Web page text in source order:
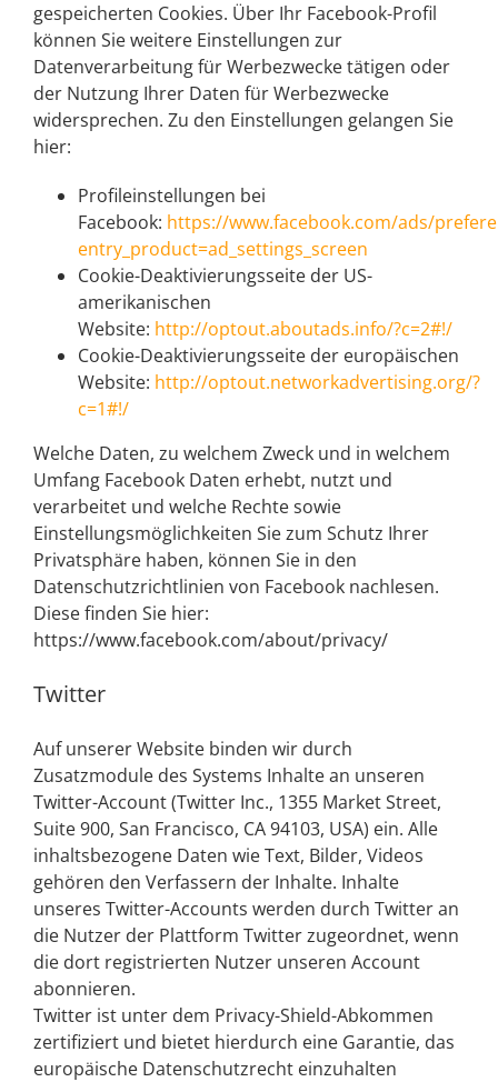
gespeicherten Cookies. Über Ihr Facebook-Profil
können Sie weitere Einstellungen zur
Datenverarbeitung für Werbezwecke tätigen oder
der Nutzung Ihrer Daten für Werbezwecke
widersprechen. Zu den Einstellungen gelangen Sie
hier:
Profileinstellungen bei
Facebook: https://www.facebook.com/ads/
entry_product=ad_settings_screen
Cookie-Deaktivierungsseite der US-
amerikanischen
Website: http://optout.aboutads.info/?c=2#!/
Cookie-Deaktivierungsseite der europäischen
Website: http://optout.networkadvertising.org/?
c=1#!/
Welche Daten, zu welchem Zweck und in welchem
Umfang Facebook Daten erhebt, nutzt und
verarbeitet und welche Rechte sowie
Einstellungsmöglichkeiten Sie zum Schutz Ihrer
Privatsphäre haben, können Sie in den
Datenschutzrichtlinien von Facebook nachlesen.
Diese finden Sie hier:
https://www.facebook.com/about/privacy/
Twitter
Auf unserer Website binden wir durch
Zusatzmodule des Systems Inhalte an unseren
Twitter-Account (Twitter Inc., 1355 Market Street,
Suite 900, San Francisco, CA 94103, USA) ein. Alle
inhaltsbezogene Daten wie Text, Bilder, Videos
gehören den Verfassern der Inhalte. Inhalte
unseres Twitter-Accounts werden durch Twitter an
die Nutzer der Plattform Twitter zugeordnet, wenn
die dort registrierten Nutzer unseren Account
abonnieren.
Twitter ist unter dem Privacy-Shield-Abkommen
zertifiziert und bietet hierdurch eine Garantie, das
europäische Datenschutzrecht einzuhalten